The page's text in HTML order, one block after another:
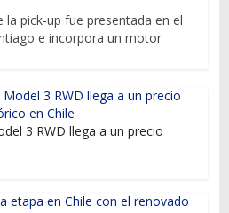
la pick-up fue presentada en el
e incorpora un motor
3 RWD llega a un precio